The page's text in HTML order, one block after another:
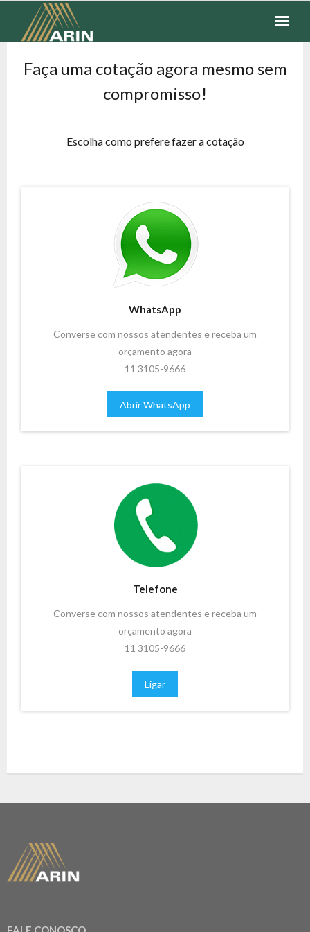
Faça uma cotação agora mesmo sem
compromisso!
Escolha como prefere fazer a cotação
WhatsApp
Converse com nossos atendentes e receba um
orçamento agora
11 3105-9666
Abrir WhatsApp
Telefone
Converse com nossos atendentes e receba um
orçamento agora
11 3105-9666
Ligar